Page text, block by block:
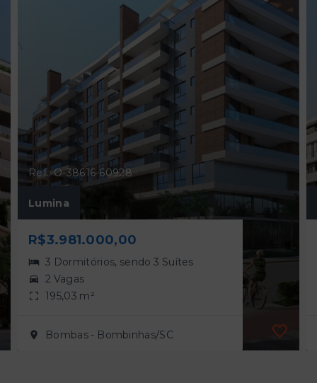
Ref.: O-38616-60928
Lumina
R$3.981.000,00
3 Dormitórios, sendo 3 Suítes
2 Vagas
195,03 m²
Bombas - Bombinhas/SC